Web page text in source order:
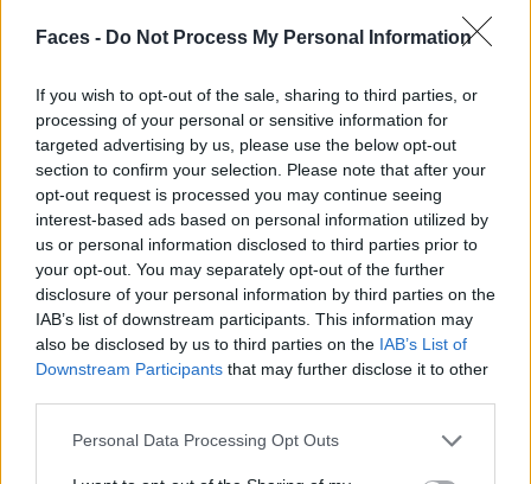
Faces - Do Not Process My Personal Information
If you wish to opt-out of the sale, sharing to third parties, or
processing of your personal or sensitive information for
targeted advertising by us, please use the below opt-out
section to confirm your selection. Please note that after your
opt-out request is processed you may continue seeing
interest-based ads based on personal information utilized by
us or personal information disclosed to third parties prior to
your opt-out. You may separately opt-out of the further
disclosure of your personal information by third parties on the
IAB’s list of downstream participants. This information may
also be disclosed by us to third parties on the IAB’s List of
Downstream Participants that may further disclose it to other
Personal Data Processing Opt Outs
© Minotti